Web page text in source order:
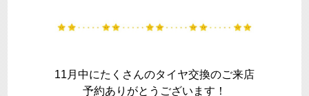
11月中にたくさんのタイヤ交換のご来店
予約ありがとうございます！